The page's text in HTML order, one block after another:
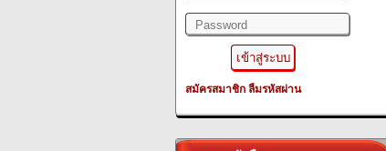
สมัครสมาชิก ลืมรหัสผ่าน